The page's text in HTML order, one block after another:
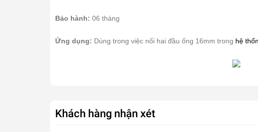
Bảo hành: 06 tháng
Ứng dụng: Dùng trong việc nối hai đầu ống 16mm trong hệ
Khách hàng nhận xét